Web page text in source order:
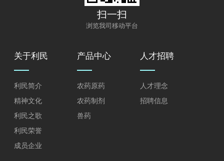
扫一扫
浏览我司移动平台
关于利民
利民简介
精神文化
利民之歌
利民荣誉
成员企业
产品中心
农药原药
农药制剂
兽药
人才招聘
人才理念
招聘信息